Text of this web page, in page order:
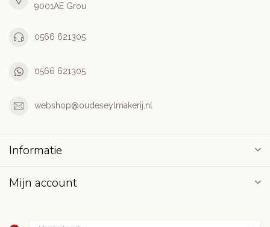
9001AE Grou
0566 621305
0566 621305
webshop@oudeseylmakerij.nl
Informatie
Mijn account